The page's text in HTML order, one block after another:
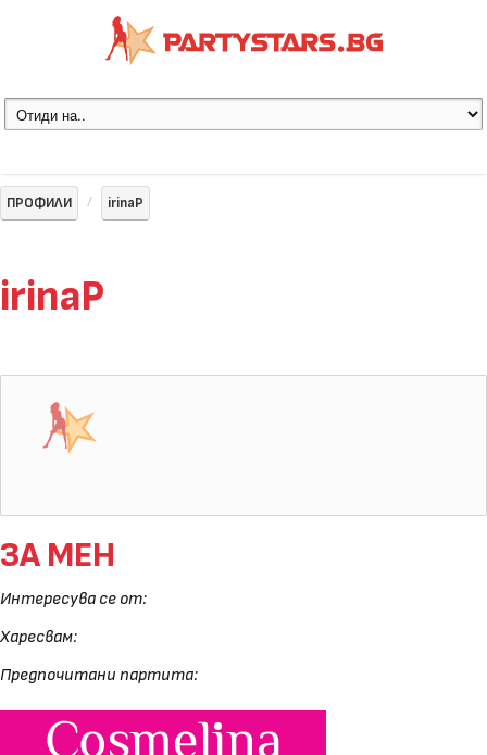
ПРОФИЛИ irinaP
irinaP
ЗА МЕН
Интересува се от:
Харесвам:
Предпочитани партита: